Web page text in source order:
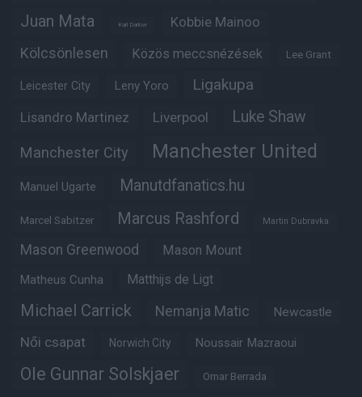
Juan Mata Karl Darlow Kobbie Mainoo
Kölcsönlesen Közös meccsnézések Lee Grant
Leicester City Leny Yoro Ligakupa
Lisandro Martinez Liverpool Luke Shaw
Manchester City Manchester United
Manuel Ugarte Manutdfanatics.hu
Marcel Sabitzer Marcus Rashford Martin Dubravka
Mason Greenwood Mason Mount
Matheus Cunha Matthijs de Ligt
Michael Carrick Nemanja Matic Newcastle
Női csapat Norwich City Noussair Mazraoui
Ole Gunnar Solskjaer Omar Berrada